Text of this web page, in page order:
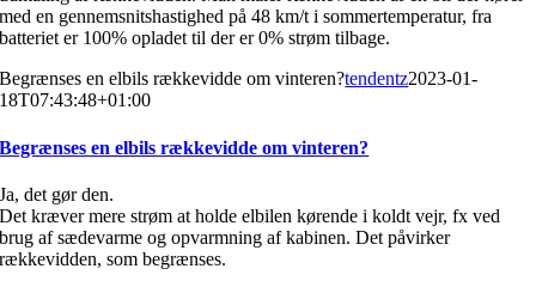
med en gennemsnitshastighed på 48 km/t i sommertemperatur, fra
batteriet er 100% opladet til der er 0% strøm tilbage.
Begrænses en elbils rækkevidde om vinteren?tendentz2023-01-
18T07:43:48+01:00
Begrænses en elbils rækkevidde om vinteren?
Ja, det gør den.
Det kræver mere strøm at holde elbilen kørende i koldt vejr, fx ved
brug af sædevarme og opvarmning af kabinen. Det påvirker
rækkevidden, som begrænses.